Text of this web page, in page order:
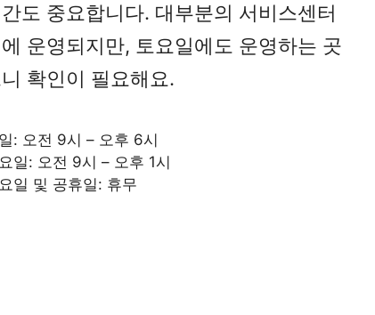
도 중요합니다. 대부분의 서비스센터
운영되지만, 토요일에도 운영하는 곳
확인이 필요해요.
: 오전 9시 – 오후 6시
일: 오전 9시 – 오후 1시
일 및 공휴일: 휴무